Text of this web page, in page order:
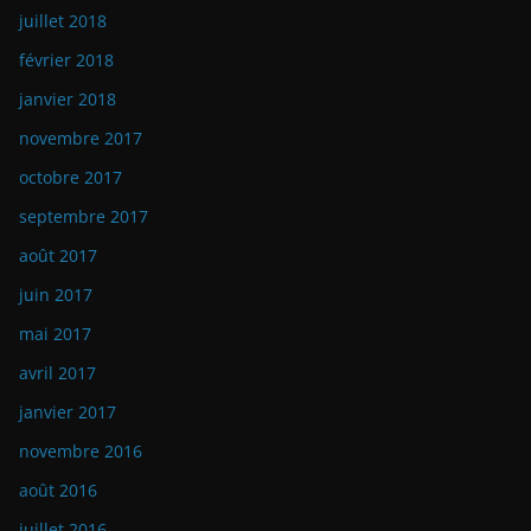
juillet 2018
février 2018
janvier 2018
novembre 2017
octobre 2017
septembre 2017
août 2017
juin 2017
mai 2017
avril 2017
janvier 2017
novembre 2016
août 2016